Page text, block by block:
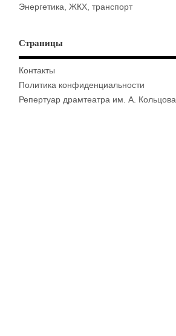
Энергетика, ЖКХ, транспорт
Страницы
Контакты
Политика конфиденциальности
Репертуар драмтеатра им. А. Кольцова